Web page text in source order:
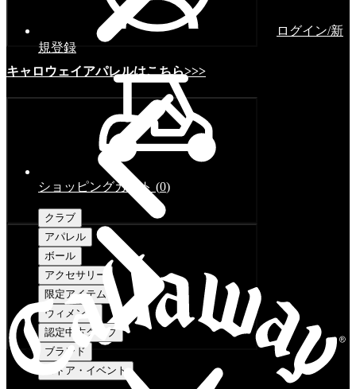
キャロウェイアパレルはこちら>>>
ログイン/新
規登録
ショッピングカート (0)
クラブ
アパレル
ボール
アクセサリー
限定アイテム
ウィメンズ
認定中古クラブ
ブランド
ストア・イベント